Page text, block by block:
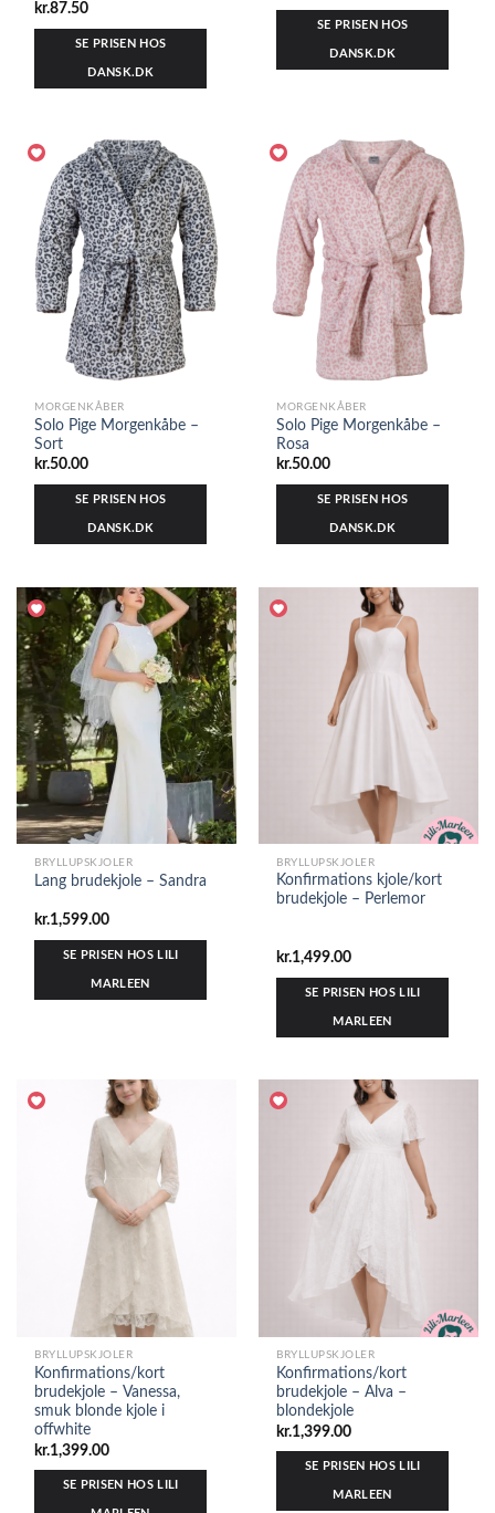
kr.87.50
SE PRISEN HOS
DANSK.DK
SE PRISEN HOS
DANSK.DK
MORGENKÅBER
Solo Pige Morgenkåbe –
Sort
kr.50.00
SE PRISEN HOS
DANSK.DK
MORGENKÅBER
Solo Pige Morgenkåbe –
Rosa
kr.50.00
SE PRISEN HOS
DANSK.DK
BRYLLUPSKJOLER
Lang brudekjole – Sandra
kr.1,599.00
SE PRISEN HOS LILI
MARLEEN
BRYLLUPSKJOLER
Konfirmations kjole/kort
brudekjole – Perlemor
kr.1,499.00
SE PRISEN HOS LILI
MARLEEN
BRYLLUPSKJOLER
Konfirmations/kort
brudekjole – Vanessa,
smuk blonde kjole i
offwhite
kr.1,399.00
SE PRISEN HOS LILI
BRYLLUPSKJOLER
Konfirmations/kort
brudekjole – Alva –
blondekjole
kr.1,399.00
SE PRISEN HOS LILI
MARLEEN